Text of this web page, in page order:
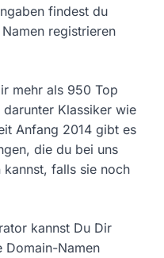
findest du
registrieren
mehr als 950 Top
Klassiker wie
Anfang 2014 gibt es
die du bei uns
falls sie noch
kannst Du Dir
Domain-Namen